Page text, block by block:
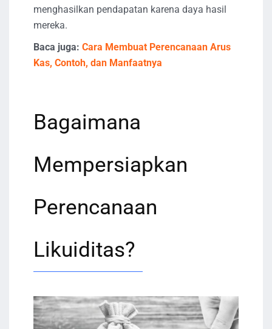
menghasilkan pendapatan karena daya hasil
mereka.
Baca juga: Cara Membuat Perencanaan Arus
Kas, Contoh, dan Manfaatnya
Bagaimana
Mempersiapkan
Perencanaan
Likuiditas?